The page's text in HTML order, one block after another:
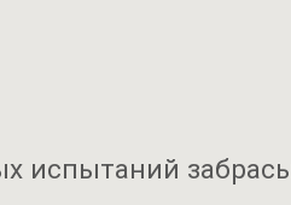
испытаний